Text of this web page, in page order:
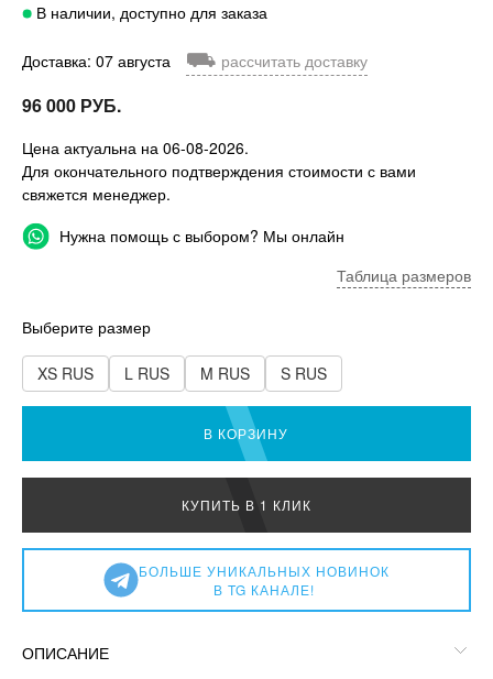
В наличии, доступно для заказа
Доставка: 07 августа ⛟ рассчитать доставку
96 000 РУБ.
Цена актуальна на 06-08-2026.
Для окончательного подтверждения стоимости с вами
свяжется менеджер.
Нужна помощь с выбором? Мы онлайн
Таблица размеров
Выберите размер
XS RUS L RUS M RUS S RUS
В КОРЗИНУ
КУПИТЬ В 1 КЛИК
БОЛЬШЕ УНИКАЛЬНЫХ НОВИНОК
В TG КАНАЛЕ!
ОПИСАНИЕ